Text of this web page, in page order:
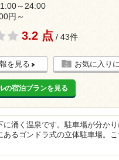
～24:00
円～
3.2 点 / 43件
を見る お気に入り
の宿泊プランを見る
涌く温泉です。駐車場が分か
るゴンドラ式の立体駐車場。